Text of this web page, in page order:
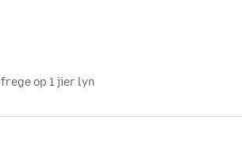
frege op 1 jier lyn